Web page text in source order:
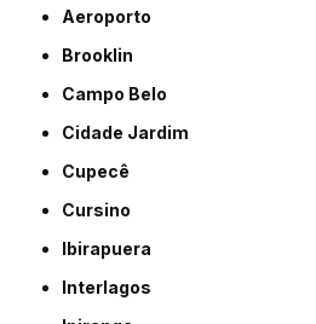
Aeroporto
Brooklin
Campo Belo
Cidade Jardim
Cupecê
Cursino
Ibirapuera
Interlagos